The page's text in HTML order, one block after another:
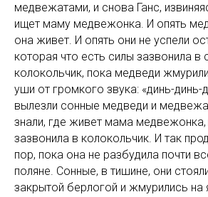
медвежатами, и снова Ганс,
ищет маму медвежонка. И опять
она живет. И опять они не успели
которая что есть силы зазвонила в
колокольчик, пока медведи
уши от громкого звука: «динь-динь-
вылезли сонные медведи и
знали, где живет мама медвежонка,
зазвонила в колокольчик. И так
пор, пока она не разбудила почти
поляне. Сонные, в тишине, они
закрытой берлогой и жмурились на